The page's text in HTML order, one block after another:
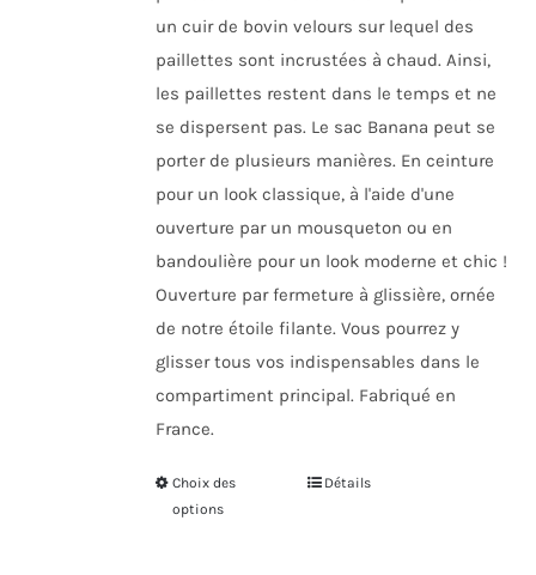
un cuir de bovin velours sur lequel des
paillettes sont incrustées à chaud. Ainsi,
les paillettes restent dans le temps et ne
se dispersent pas. Le sac Banana peut se
porter de plusieurs manières. En ceinture
pour un look classique, à l'aide d'une
ouverture par un mousqueton ou en
bandoulière pour un look moderne et chic !
Ouverture par fermeture à glissière, ornée
de notre étoile filante. Vous pourrez y
glisser tous vos indispensables dans le
compartiment principal. Fabriqué en
France.
Choix des
options
CeDétails